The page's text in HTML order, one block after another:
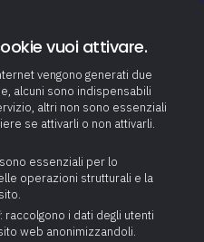
Newsletter
104/92 e GEDAP, termine
vuoi attivare.
vengono generati due
alcuni sono indispensabili
altri non sono essenziali
se attivarli o non attivarli.
essenziali per lo
operazioni strutturali e la
: raccolgono i dati degli utenti
web anonimizzandoli.